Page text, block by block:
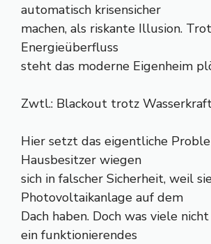
automatisch krisensicher
machen, als riskante Illusion.
Energieüberfluss
steht das moderne Eigenheim
Zwtl.: Blackout trotz
Hier setzt das eigentliche
Hausbesitzer wiegen
sich in falscher Sicherheit, weil
Photovoltaikanlage auf dem
Dach haben. Doch was viele
ein funktionierendes